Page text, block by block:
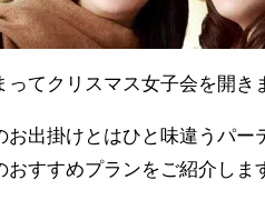
てクリスマス女子会を開き
出掛けとはひと味違うパー
すすめプランをご紹介しま